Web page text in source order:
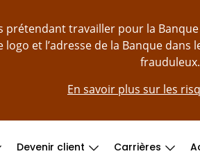
prétendant travailler pour la
et l’adresse de la Banque
frauduleux.
En savoir plus sur les
Devenir client Carrières